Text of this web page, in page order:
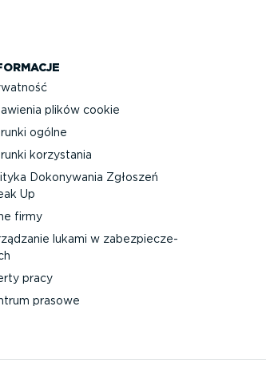
plików cookie
ogólne
korzystania
Dokonywania Zgłoszeń
Up
firmy
lukami w zabez­pie­cze­
pracy
prasowe